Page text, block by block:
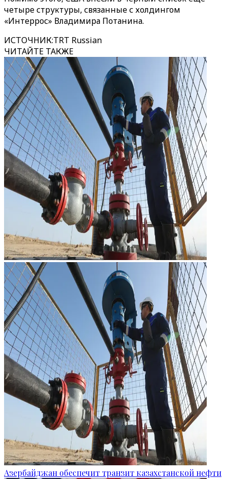
четыре структуры, связанные с холдингом
«Интеррос» Владимира Потанина.
ИСТОЧНИК:TRT Russian
ЧИТАЙТЕ ТАКЖЕ
Азербайджан обеспечит транзит казахстанской нефти